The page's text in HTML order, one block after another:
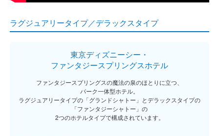
ラグジュアリータイプ／デラックスタイプ
東京ディズニーシー・
ファンタジースプリングスホテル
ファンタジースプリングスの魔法の泉のほとりに立つ、
パーク一体型ホテル。
ラグジュアリータイプの「グランドシャトー」とデラックスタイプの
「ファンタジーシャトー」の
2つのホテルタイプで構成されています。